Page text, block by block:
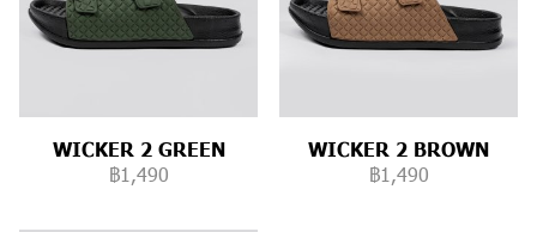
WICKER 2 GREEN
฿1,490
WICKER 2 BROWN
฿1,490